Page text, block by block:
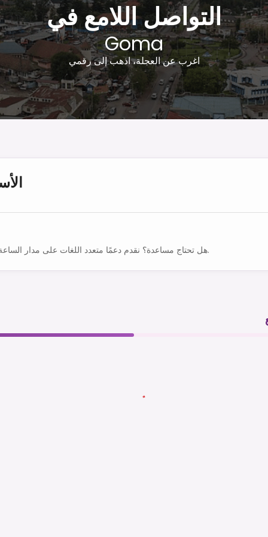
التواصل اللامع في
Goma
اغرب عن العجلة، اذهب إلى رقمي
هل تحتاج مساعدة؟ نقدم دعمًا متعدد اللغات على مدار الساعة طوال أيام الأسبوع.